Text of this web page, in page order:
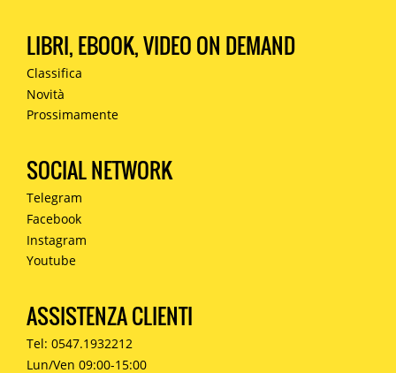
LIBRI, EBOOK, VIDEO ON DEMAND
Classifica
Novità
Prossimamente
SOCIAL NETWORK
Telegram
Facebook
Instagram
Youtube
ASSISTENZA CLIENTI
Tel: 0547.1932212
Lun/Ven 09:00-15:00